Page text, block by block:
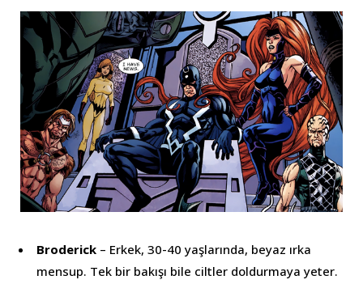
Broderick – Erkek, 30-40 yaşlarında, beyaz ırka
mensup. Tek bir bakışı bile ciltler doldurmaya yeter.